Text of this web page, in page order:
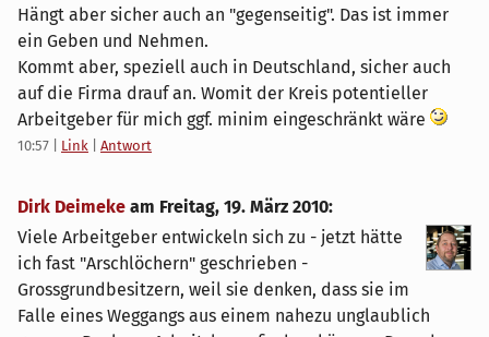
Hängt aber sicher auch an "gegenseitig". Das ist immer
ein Geben und Nehmen.
Kommt aber, speziell auch in Deutschland, sicher auch
auf die Firma drauf an. Womit der Kreis potentieller
Arbeitgeber für mich ggf. minim eingeschränkt wäre
10:57 Link Antwort
Dirk Deimeke am Freitag, 19. März 2010:
Viele Arbeitgeber entwickeln sich zu - jetzt hätte
ich fast "Arschlöchern" geschrieben -
Grossgrundbesitzern, weil sie denken, dass sie im
Falle eines Weggangs aus einem nahezu unglaublich